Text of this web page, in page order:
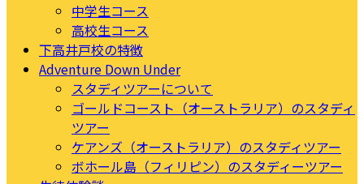
中学生コース
高校生コース
下高井戸校の特徴
Adventure Down Under
スタディツアーについて
ゴールドコースト（オーストラリア）のスタディ
ツアー
ケアンズ（オーストラリア）のスタディツアー
ボホール島（フィリピン）のスタディーツアー